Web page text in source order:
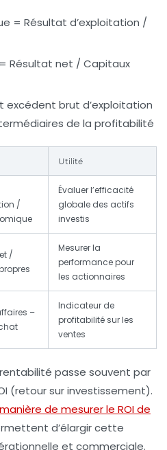
= Résultat d’exploitation /
= Résultat net / Capitaux
excédent brut d’exploitation
de la profitabilité
Utilité
/
Évaluer l’efficacité
globale des actifs
investis
/
Mesurer la
performance pour
les actionnaires
–
Indicateur de
profitabilité sur les
ventes
passe souvent par
(retour sur investissement).
de mesurer le ROI de
d’élargir cette
et commerciale.